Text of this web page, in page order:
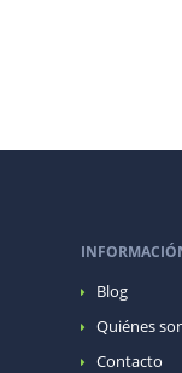
Blog
Quiénes
Contacto